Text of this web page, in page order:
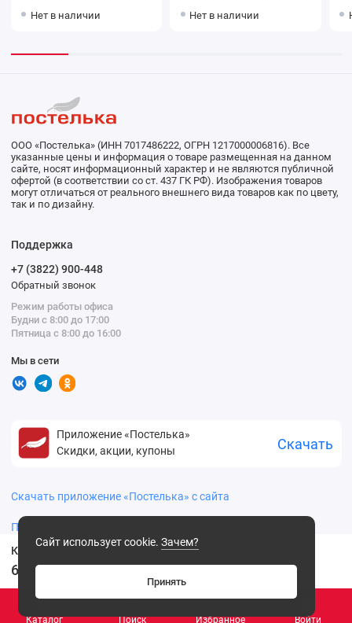
Каталог Поиск Избранное Войти
Колготки Omsa Push-up 40 nero 5
699 .00 ₽
Нет в наличии
Нет в наличии
Сайт использует cookie. Зачем?
Принять
ООО «Постелька» (ИНН 7017486222, ОГРН 1217000006816). Все
указанные цены и информация о товаре размещенная на данном
сайте, носят информационный характер и не являются публичной
офертой (в соответствии со ст. 437 ГК РФ). Изображения товаров
могут отличаться от реального внешнего вида товаров как по цвету,
так и по дизайну.
Поддержка
+7 (3822) 900-448
Обратный звонок
Режим работы офиса
Будни с 8:00 до 17:00
Пятница с 8:00 до 16:00
Мы в сети
Приложение «Постелька»
Скидки, акции, купоны
Скачать
Скачать приложение «Постелька» с сайта
Политика конфиденциальности